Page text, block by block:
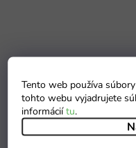
Tento web používa
tohto webu vyjadrujete
informáciítu.